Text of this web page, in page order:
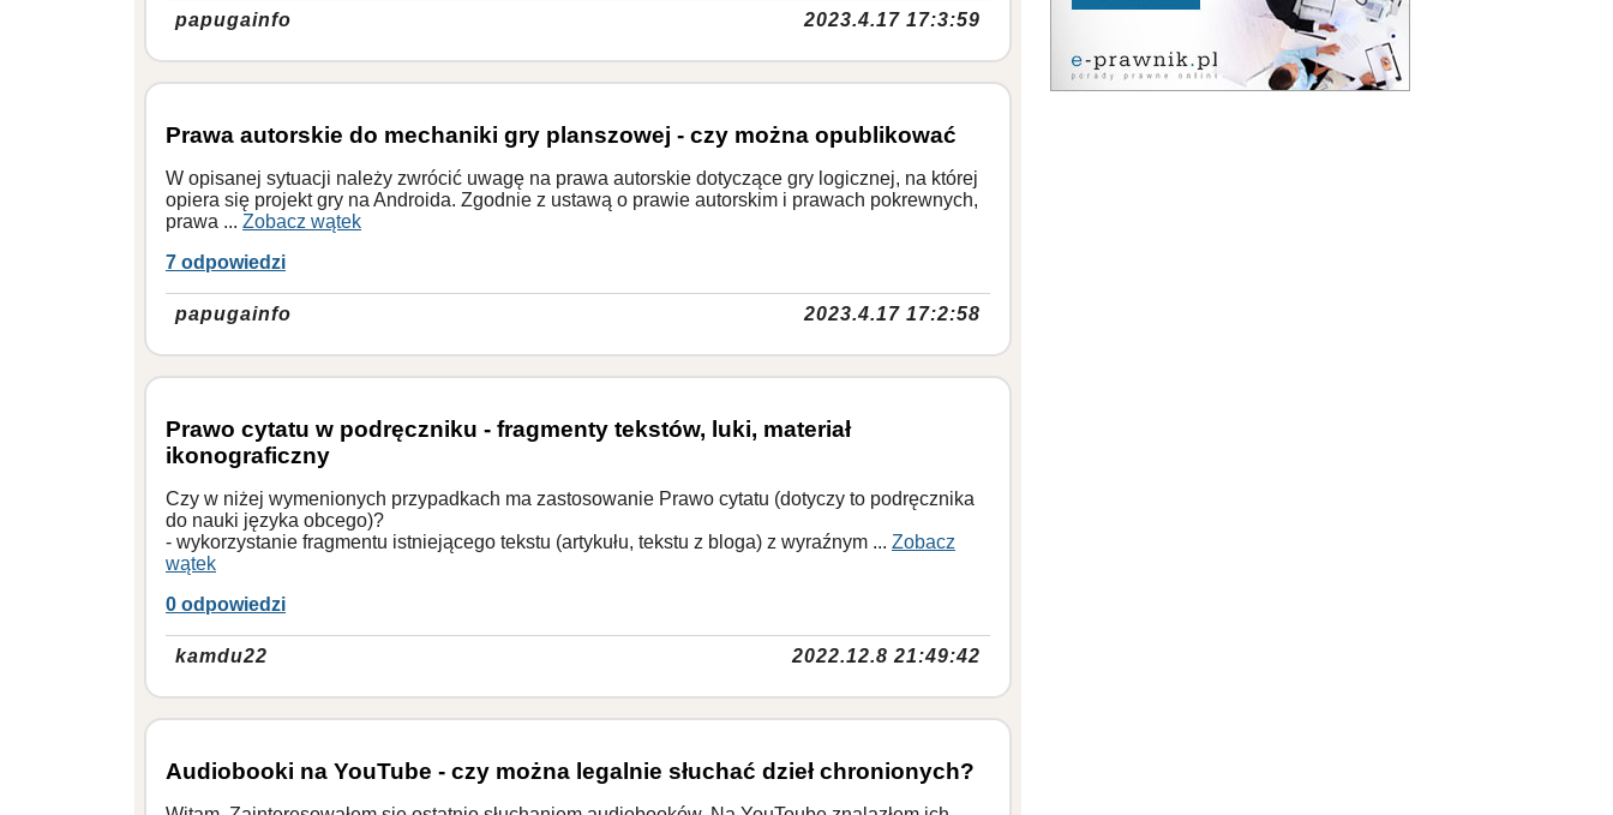
papugainfo 2023.4.17 17:3:59
Prawa autorskie do mechaniki gry planszowej - czy można opublikować
W opisanej sytuacji należy zwrócić uwagę na prawa autorskie dotyczące gry logicznej, na której
opiera się projekt gry na Androida. Zgodnie z ustawą o prawie autorskim i prawach pokrewnych,
prawa ... Zobacz wątek
7 odpowiedzi
papugainfo 2023.4.17 17:2:58
Prawo cytatu w podręczniku - fragmenty tekstów, luki, materiał
ikonograficzny
Czy w niżej wymenionych przypadkach ma zastosowanie Prawo cytatu (dotyczy to podręcznika
do nauki języka obcego)?
- wykorzystanie fragmentu istniejącego tekstu (artykułu, tekstu z bloga) z wyraźnym ... Zobacz
wątek
0 odpowiedzi
kamdu22 2022.12.8 21:49:42
Audiobooki na YouTube - czy można legalnie słuchać dzieł chronionych?